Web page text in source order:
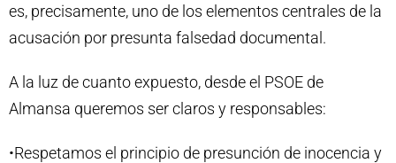
es, precisamente, uno de los elementos centrales de la
acusación por presunta falsedad documental.
A la luz de cuanto expuesto, desde el PSOE de
Almansa queremos ser claros y responsables:
•Respetamos el principio de presunción de inocencia y